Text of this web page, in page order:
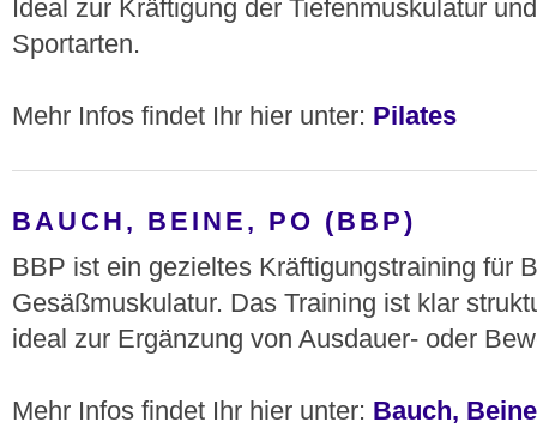
Ideal zur Kräftigung der Tiefenmuskulatur
Sportarten.
Mehr Infos findet Ihr hier unter: Pilates
BAUCH, BEINE, PO (BBP)
BBP ist ein gezieltes Kräftigungstraining für
Gesäßmuskulatur. Das Training ist klar
ideal zur Ergänzung von Ausdauer- oder
Mehr Infos findet Ihr hier unter: Bauch,